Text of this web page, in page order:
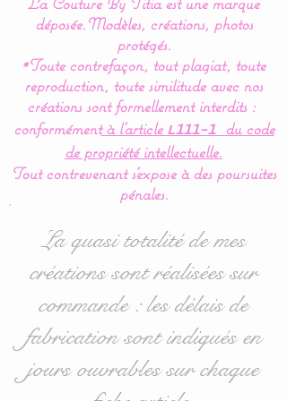
Nos modèles de turbulette,
gigoteuse sont
entièrement réalisés en
coton Bio (Made in France)
pour en faire un vrai nid
douillé et confortable.
être de bébé,la gigoteuse
est entièrement doublée de
ouatine ce qui lui donne un
moelleux idéal.
Cette turbulette gigoteuse
se ferme à l’aide d’une
déposée.Modèles, créations, photos
protégés.
*Toute contrefaçon, tout plagiat, toute
reproduction, toute similitude avec nos
créations sont formellement interdits :
conformémentà l’article L111-1
du code
de propriété intellectuelle.
Tout contrevenant s'expose à des poursuites
pénales.
La quasi totalité de mes
créations sont réalisées sur
commande : les délais de
fabrication sont indiqués en
jours ouvrables sur chaque